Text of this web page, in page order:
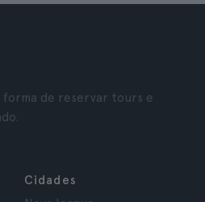
de reservar tours e
Cidades